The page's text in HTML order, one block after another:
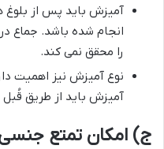
آمیزش باید پس از بلوغ
انجام شده باشد. جماع
را محقق نمی کند.
نوع آمیزش نیز اهمیت
آمیزش باید از طریق
ج) امکان تمتع